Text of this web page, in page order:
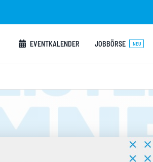
EVENTKALENDER JOBBÖRSE NEU